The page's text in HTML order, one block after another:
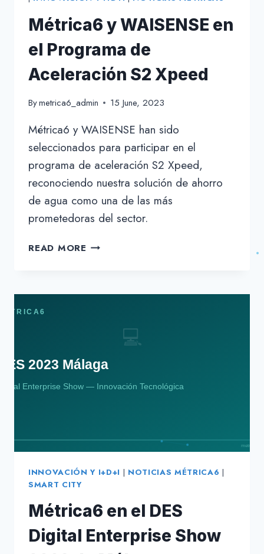
Métrica6 y WAISENSE en
el Programa de
Aceleración S2 Xpeed
Bymetrica6_admin 15 June, 2023
Métrica6 y WAISENSE han sido
seleccionados para participar en el
programa de aceleración S2 Xpeed,
reconociendo nuestra solución de ahorro
de agua como una de las más
prometedoras del sector.
READ MORE MÉTRICA6
ACELERACIÓN
S2
XPEED
INNOVACIÓN Y I+D+I | NOTICIAS MÉTRICA6 |
SMART CITY
Métrica6 en el DES
Digital Enterprise Show